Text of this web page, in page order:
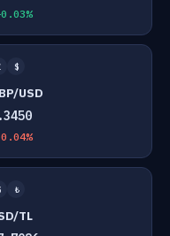
$
USD
₺
TL